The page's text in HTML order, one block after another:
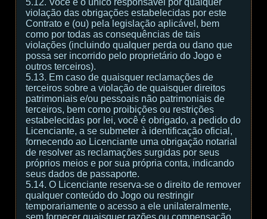
5.12. Você é o único responsável por qualquer
violação das obrigações estabelecidas por este
Contrato e (ou) pela legislação aplicável, bem
como por todas as consequências de tais
violações (incluindo qualquer perda ou dano que
possa ser incorrido pelo proprietário do Jogo e
outros terceiros).
5.13. Em caso de quaisquer reclamações de
terceiros sobre a violação de quaisquer direitos
patrimoniais e/ou pessoais não patrimoniais de
terceiros, bem como proibições ou restrições
estabelecidas por lei, você é obrigado, a pedido do
Licenciante, a se submeter à identificação oficial,
fornecendo ao Licenciante uma obrigação notarial
de resolver as reclamações surgidas por seus
próprios meios e por sua própria conta, indicando
seus dados de passaporte.
5.14. O Licenciante reserva-se o direito de remover
qualquer conteúdo do Jogo ou restringir
temporariamente o acesso a ele unilateralmente,
sem fornecer quaisquer razões ou compensação.